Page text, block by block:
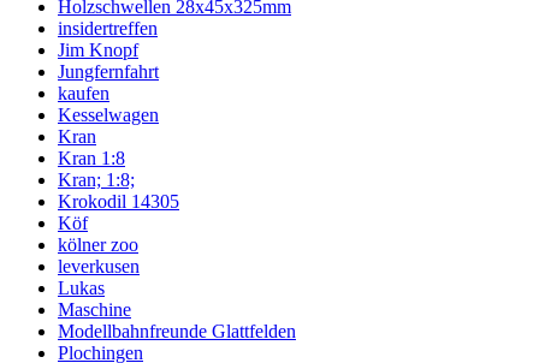
Holzschwellen 28x45x325mm
insidertreffen
Jim Knopf
Jungfernfahrt
kaufen
Kesselwagen
Kran
Kran 1:8
Kran; 1:8;
Krokodil 14305
Köf
kölner zoo
leverkusen
Lukas
Maschine
Modellbahnfreunde Glattfelden
Plochingen